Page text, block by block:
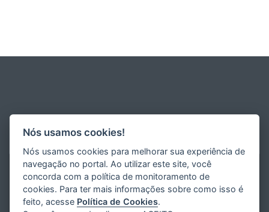
Nós usamos cookies!
Nós usamos cookies para melhorar sua experiência de
navegação no portal. Ao utilizar este site, você
concorda com a política de monitoramento de
cookies. Para ter mais informações sobre como isso é
feito, acesse Política de Cookies.